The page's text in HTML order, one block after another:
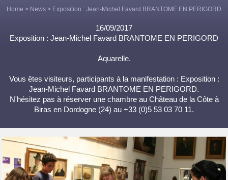
Home > News > Exposition : Jean-Michel Favard BRANTOME EN PERIGORD
16/09/2017
Exposition : Jean-Michel Favard BRANTOME EN PERIGORD
Aquarelle.
Vous êtes visiteurs, participants à la manifestation : Exposition :
Jean-Michel Favard BRANTOME EN PERIGORD.
N'hésitez pas à réserver une chambre au Château de la Côte à
Biras en Dordogne (24) au +33 (0)5 53 03 70 11.